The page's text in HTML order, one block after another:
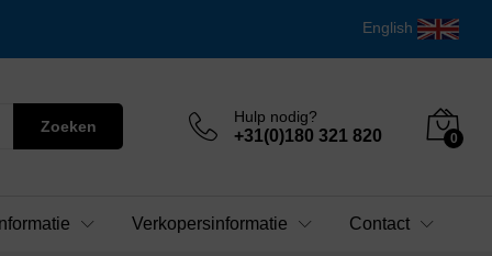
English
Zoeken
Hulp nodig?
+31(0)180 321 820 0
Verkopersinformatie Contact